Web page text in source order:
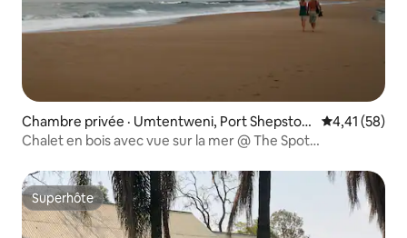
Chambre privée · Umtentweni, Port Shepston
e
Note
4,41 (58)
Chalet en bois avec vue sur la mer @ The Spot
Superhôte
Superhôte